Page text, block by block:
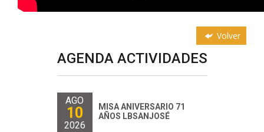
Volver
AGENDA ACTIVIDADES
AGO
10
2026
MISA ANIVERSARIO 71
AÑOS LBSANJOSÉ